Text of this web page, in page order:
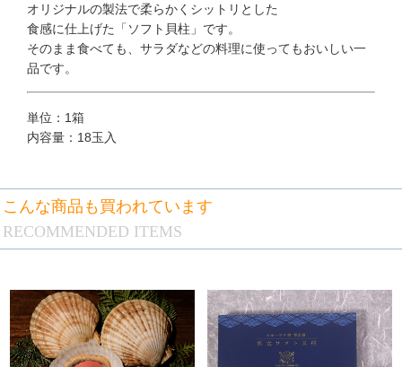
オリジナルの製法で柔らかくシットリとした
食感に仕上げた「ソフト貝柱」です。
そのまま食べても、サラダなどの料理に使ってもおいしい一
品です。
単位：1箱
内容量：18玉入
RECOMMENDED ITEMS
こんな商品も買われています